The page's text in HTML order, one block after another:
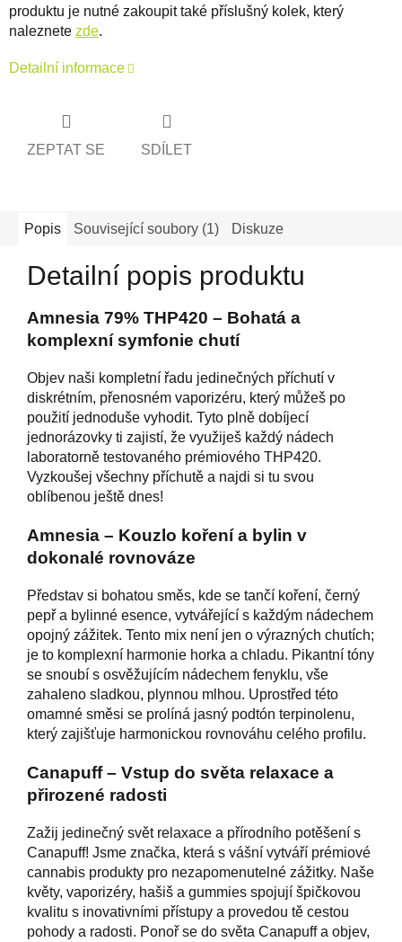
produktu je nutné zakoupit také příslušný kolek, který
naleznete zde.
Detailní informace
ZEPTAT SE SDÍLET
Popis Související soubory (1) Diskuze
Detailní popis produktu
Amnesia 79% THP420 – Bohatá a
komplexní symfonie chutí
Objev naši kompletní řadu jedinečných příchutí v
diskrétním, přenosném vaporizéru, který můžeš po
použití jednoduše vyhodit. Tyto plně dobíjecí
jednorázovky ti zajistí, že využiješ každý nádech
laboratorně testovaného prémiového THP420.
Vyzkoušej všechny příchutě a najdi si tu svou
oblíbenou ještě dnes!
Amnesia – Kouzlo koření a bylin v
dokonalé rovnováze
Představ si bohatou směs, kde se tančí koření, černý
pepř a bylinné esence, vytvářející s každým nádechem
opojný zážitek. Tento mix není jen o výrazných chutích;
je to komplexní harmonie horka a chladu. Pikantní tóny
se snoubí s osvěžujícím nádechem fenyklu, vše
zahaleno sladkou, plynnou mlhou. Uprostřed této
omamné směsi se prolíná jasný podtón terpinolenu,
který zajišťuje harmonickou rovnováhu celého profilu.
Canapuff – Vstup do světa relaxace a
přirozené radosti
Zažij jedinečný svět relaxace a přírodního potěšení s
Canapuff! Jsme značka, která s vášní vytváří prémiové
cannabis produkty pro nezapomenutelné zážitky. Naše
květy, vaporizéry, hašiš a gummies spojují špičkovou
kvalitu s inovativními přístupy a provedou tě cestou
pohody a radosti. Ponoř se do světa Canapuff a objev,